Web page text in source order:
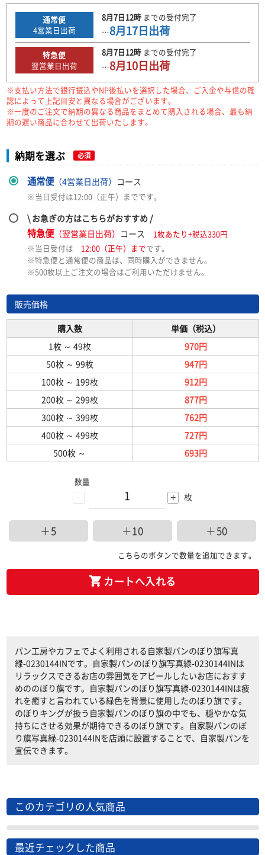
通常便
4営業日出荷
8月7日12時までの受付完了
…8月17日出荷
特急便
翌営業日出荷
8月7日12時までの受付完了
…8月10日出荷
※支払い方法で銀行振込やNP後払いを選択した場合、ご入金や与信の確
認によって上記目安と異なる場合がございます。
※一度のご注文で納期の異なる商品をまとめて購入される場合、最も納
期の遅い商品に合わせて出荷いたします。
納期を選ぶ 必須
通常便（4営業日出荷） コース
※当日受付は12:00（正午）までです。
\ お急ぎの方はこちらがおすすめ /
特急便（翌営業日出荷） コース
1枚あたり+税込330円
※当日受付は 12:00（正午）までです。
※特急便と通常便の商品は、同時購入ができません。
※500枚以上ご注文の場合はご利用いただけません。
販売価格
購入数
単価（税込）
1枚 ～ 49枚
970円
50枚 ～ 99枚
947円
100枚 ～ 199枚
912円
200枚 ～ 299枚
877円
300枚 ～ 399枚
762円
400枚 ～ 499枚
727円
500枚 ～ 693円
-
数量
+ 枚
＋5 ＋10 ＋50
こちらのボタンで数量を追加できます。
カートへ入れる
パン工房やカフェでよく利用される自家製パンのぼり旗写真
緑-0230144INです。自家製パンのぼり旗写真緑-0230144INは
リラックスできるお店の雰囲気をアピールしたいお店におすす
めののぼり旗です。自家製パンのぼり旗写真緑-0230144INは疲
れを癒すと言われている緑色を背景に使用したのぼり旗です。
のぼりキングが扱う自家製パンのぼり旗の中でも、穏やかな気
持ちにさせる効果が期待できるのぼり旗です。自家製パンのぼ
り旗写真緑-0230144INを店頭に設置することで、自家製パンを
宣伝できます。
このカテゴリの人気商品
最近チェックした商品